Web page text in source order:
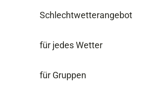
Schlechtwetterangebot
für jedes Wetter
für Gruppen